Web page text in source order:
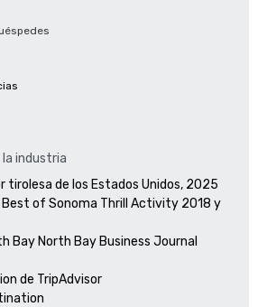
la industria
tirolesa de los Estados Unidos, 2025
of Sonoma Thrill Activity 2018 y
Bay North Bay Business Journal
de TripAdvisor